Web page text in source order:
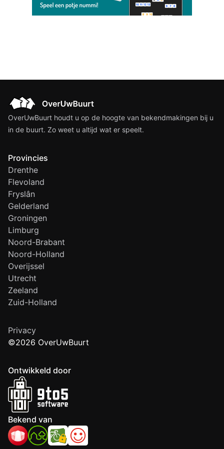
OverUwBuurt houdt u op de hoogte van bekendmakingen bij u
in de buurt. Zo weet u altijd wat er speelt.
Provincies
Drenthe
Flevoland
Fryslân
Gelderland
Groningen
Limburg
Noord-Brabant
Noord-Holland
Overijssel
Utrecht
Zeeland
Zuid-Holland
Privacy
©2026 OverUwBuurt
Ontwikkeld door
Bekend van